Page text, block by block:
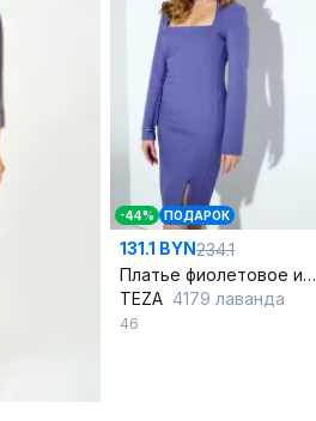
-44% ПОДАРОК
131.1 BYN234.1
Платье фиолетовое из шерсти с рельефами и воротником-стойкой
TEZA 4179 лаванда
46